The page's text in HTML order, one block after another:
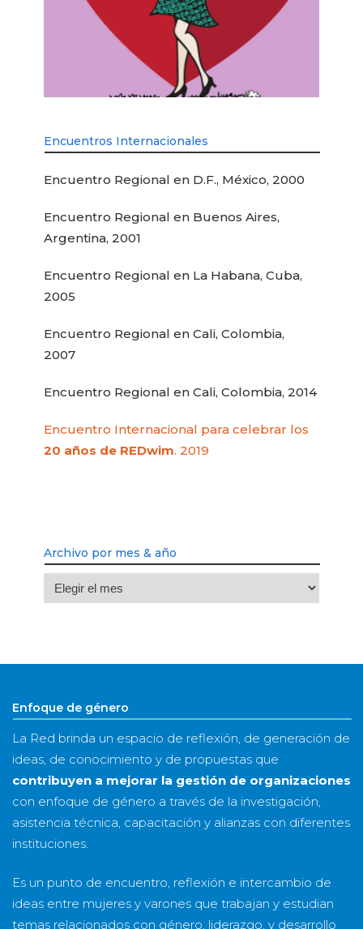
Encuentros Internacionales
Encuentro Regional en D.F., México, 2000
Encuentro Regional en Buenos Aires,
Argentina, 2001
Encuentro Regional en La Habana, Cuba,
2005
Encuentro Regional en Cali, Colombia,
2007
Encuentro Regional en Cali, Colombia, 2014
Encuentro Internacional para celebrar los
20 años de REDwim. 2019
Archivo por mes & año
Archivo
por
año
Enfoque de género
La Red brinda un espacio de reflexión, de generación de
ideas, de conocimiento y de propuestas que
contribuyen a mejorar la gestión de organizaciones
con enfoque de género a través de la investigación,
asistencia técnica, capacitación y alianzas con diferentes
instituciones.
Es un punto de encuentro, reflexión e intercambio de
ideas entre mujeres y varones que trabajan y estudian
temas relacionados con género, liderazgo, y desarrollo